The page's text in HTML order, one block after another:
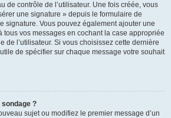
de contrôle de l’utilisateur. Une fois créée, vous
une signature » depuis le formulaire de
signature. Vous pouvez également ajouter une
tous vos messages en cochant la case appropriée
de l’utilisateur. Si vous choisissez cette dernière
de spécifier sur chaque message votre souhait
?
sujet ou modifiez le premier message d’un